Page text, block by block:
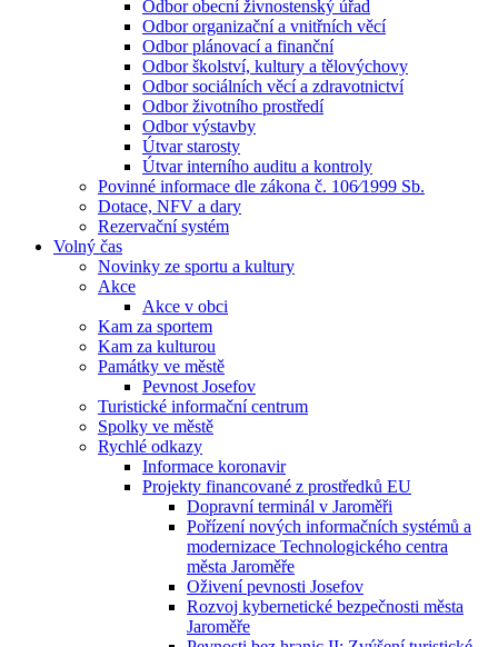
Odbor obecní živnostenský úřad
Odbor organizační a vnitřních věcí
Odbor plánovací a finanční
Odbor školství, kultury a tělovýchovy
Odbor sociálních věcí a zdravotnictví
Odbor životního prostředí
Odbor výstavby
Útvar starosty
Útvar interního auditu a kontroly
Povinné informace dle zákona č. 106⁄1999 Sb.
Dotace, NFV a dary
Rezervační systém
Volný čas
Novinky ze sportu a kultury
Akce
Akce v obci
Kam za sportem
Kam za kulturou
Památky ve městě
Pevnost Josefov
Turistické informační centrum
Spolky ve městě
Rychlé odkazy
Informace koronavir
Projekty financované z prostředků EU
Dopravní terminál v Jaroměři
Pořízení nových informačních systémů a
modernizace Technologického centra
města Jaroměře
Oživení pevnosti Josefov
Rozvoj kybernetické bezpečnosti města
Jaroměře